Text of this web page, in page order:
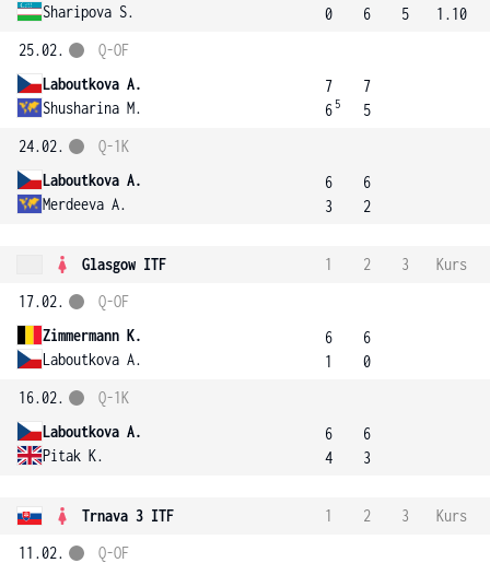
Sharipova S.
0
6
5
1.10
25.02.
Laboutkova A.
Shusharina M.
Q-OF
7
6 5
7
5
24.02.
Laboutkova A.
Merdeeva A.
Q-1K
6
3
6
2
Glasgow ITF 1 2 3
Kurs
17.02.
Zimmermann K.
Laboutkova A.
Q-OF
6
1
6
0
16.02.
Laboutkova A.
Pitak K.
Q-1K
6
4
6
3
Trnava 3 ITF 1 2 3
Kurs
11.02.
Q-OF